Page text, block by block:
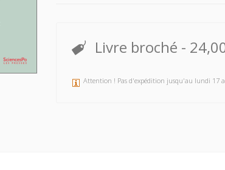
Livre broché -
Attention ! Pas d'expédition jusqu'au lundi 17